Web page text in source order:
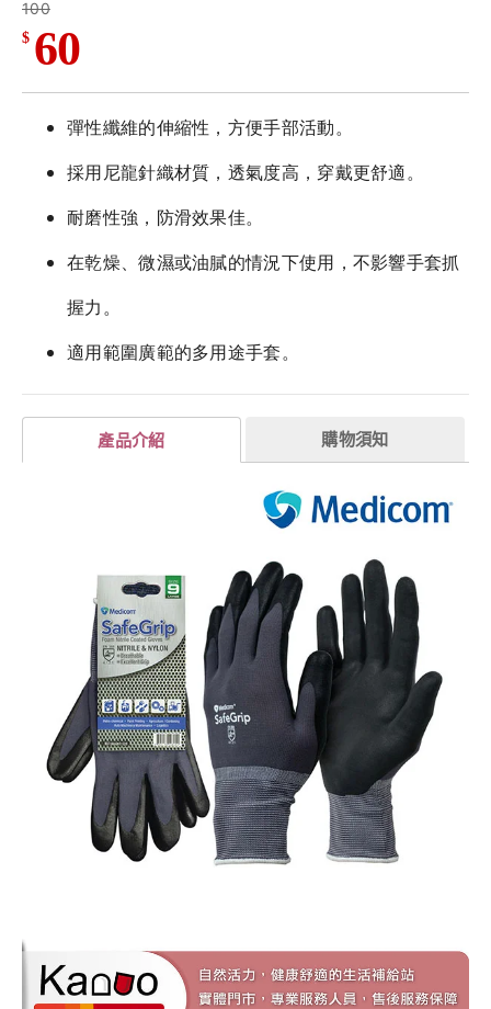
100
$ 60
彈性纖維的伸縮性，方便手部活動。
採用尼龍針織材質，透氣度高，穿戴更舒適。
耐磨性強，防滑效果佳。
在乾燥、微濕或油膩的情況下使用，不影響手套抓
握力。
適用範圍廣範的多用途手套。
產品介紹 購物須知